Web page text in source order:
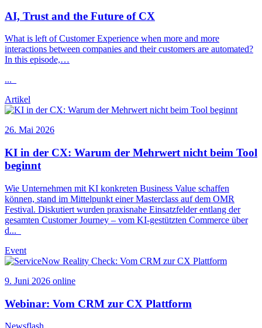
AI, Trust and the Future of CX
What is left of Customer Experience when more and more
interactions between companies and their customers are automated?
In this episode,…
...
Artikel
26. Mai 2026
KI in der CX: Warum der Mehrwert nicht beim Tool
beginnt
Wie Unternehmen mit KI konkreten Business Value schaffen
können, stand im Mittelpunkt einer Masterclass auf dem OMR
Festival. Diskutiert wurden praxisnahe Einsatzfelder entlang der
gesamten Customer Journey – vom KI-gestützten Commerce über
d...
Event
9. Juni 2026 online
Webinar: Vom CRM zur CX Plattform